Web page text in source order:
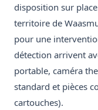
disposition sur
territoire de
pour une
détection arrivent
portable, caméra
standard et pièces
cartouches).